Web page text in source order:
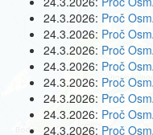
24.3.2026: Proč
24.3.2026: Proč
24.3.2026: Proč
24.3.2026: Proč
24.3.2026: Proč
24.3.2026: Proč
24.3.2026: Proč
24.3.2026: Proč